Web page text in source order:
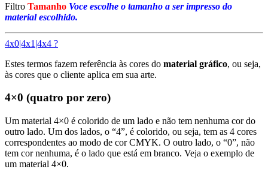
Filtro Tamanho Voce escolhe o tamanho a ser impresso do
material escolhido.
4x0|4x1|4x4 ?
Estes termos fazem referência às cores do material gráfico, ou seja,
às cores que o cliente aplica em sua arte.
4×0 (quatro por zero)
Um material 4×0 é colorido de um lado e não tem nenhuma cor do
outro lado. Um dos lados, o “4”, é colorido, ou seja, tem as 4 cores
correspondentes ao modo de cor CMYK. O outro lado, o “0”, não
tem cor nenhuma, é o lado que está em branco. Veja o exemplo de
um material 4×0.